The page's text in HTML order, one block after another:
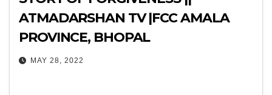
ATMADARSHAN TV |FCC AMALA
PROVINCE, BHOPAL
MAY 28, 2022